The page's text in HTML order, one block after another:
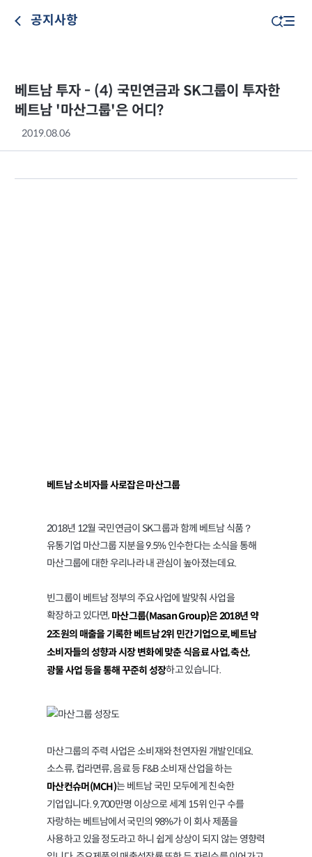
공지사항
베트남 투자 - (4) 국민연금과 SK그룹이 투자한
베트남 '마산그룹'은 어디?
2019.08.06
베트남 소비자를 사로잡은 마산그룹
2018년 12월 국민연금이 SK그룹과 함께 베트남 식품？
유통기업 마산그룹 지분을 9.5% 인수한다는 소식을 통해
마산그룹에 대한 우리나라 내 관심이 높아졌는데요.
빈그룹이 베트남 정부의 주요사업에 발맞춰 사업을
확장하고 있다면, 마산그룹(Masan Group)은 2018년 약
2조원의 매출을 기록한 베트남 2위 민간기업으로, 베트남
소비자들의 성향과 시장 변화에 맞춘 식음료 사업, 축산,
광물 사업 등을 통해 꾸준히 성장하고 있습니다.
마산그룹의 주력 사업은 소비재와 천연자원 개발인데요.
소스류, 컵라면류, 음료 등 F&B 소비재 산업을 하는
마산컨슈머(MCH)는 베트남 국민 모두에게 친숙한
기업입니다. 9,700만명 이상으로 세계 15위 인구 수를
자랑하는 베트남에서 국민의 98%가 이 회사 제품을
사용하고 있을 정도라고 하니 쉽게 상상이 되지 않는 영향력